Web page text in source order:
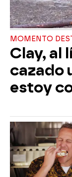
MOMENTO
Clay, al
cazado
estoy